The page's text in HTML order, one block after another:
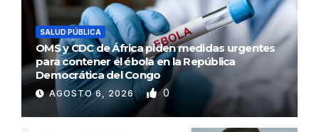
SALUD PÚBLICA
OMS y CDC de África piden medidas urgentes
para contener el ébola en la República
Democrática del Congo
AGOSTO 6, 2026 0